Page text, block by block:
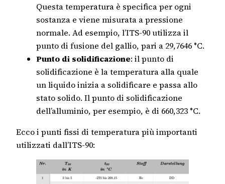
Questa temperatura è specifica per ogni
sostanza e viene misurata a pressione
normale. Ad esempio, l’ITS-90 utilizza il
punto di fusione del gallio, pari a 29,7646 °C.
Punto di solidificazione: il punto di
solidificazione è la temperatura alla quale
un liquido inizia a solidificare e passa allo
stato solido. Il punto di solidificazione
dell’alluminio, per esempio, è di 660,323 °C.
Ecco i punti fissi di temperatura più importanti
utilizzati dall’ITS-90: